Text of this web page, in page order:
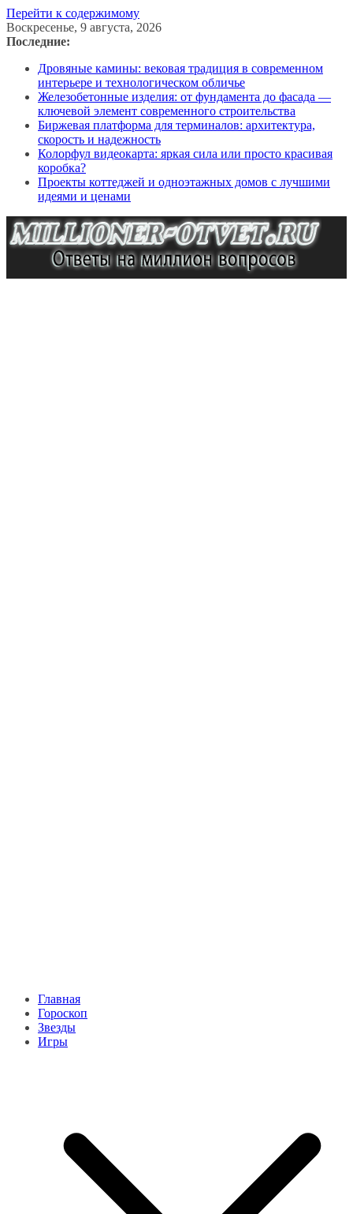
Перейти к содержимому
Воскресенье, 9 августа, 2026
Последние:
Дровяные камины: вековая традиция в современном
интерьере и технологическом обличье
Железобетонные изделия: от фундамента до фасада —
ключевой элемент современного строительства
Биржевая платформа для терминалов: архитектура,
скорость и надежность
Колорфул видеокарта: яркая сила или просто красивая
коробка?
Проекты коттеджей и одноэтажных домов с лучшими
идеями и ценами
Главная
Гороскоп
Звезды
Игры